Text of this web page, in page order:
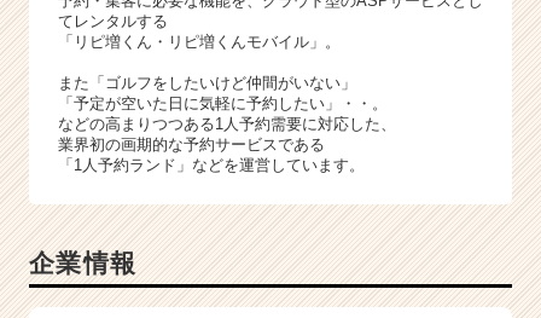
てレンタルする
「リピ増くん・リピ増くんモバイル」。
また「ゴルフをしたいけど仲間がいない」
「予定が空いた日に気軽に予約したい」・・。
などの高まりつつある1人予約需要に対応した、
業界初の画期的な予約サービスである
「1人予約ランド」などを運営しています。
企業情報